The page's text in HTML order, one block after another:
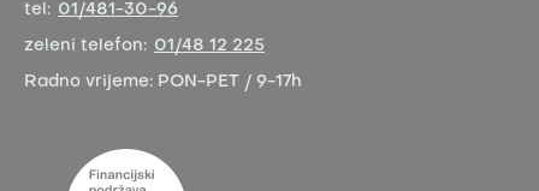
tel: 01/481-30-96
zeleni telefon: 01/48 12 225
Radno vrijeme: PON-PET / 9-17h